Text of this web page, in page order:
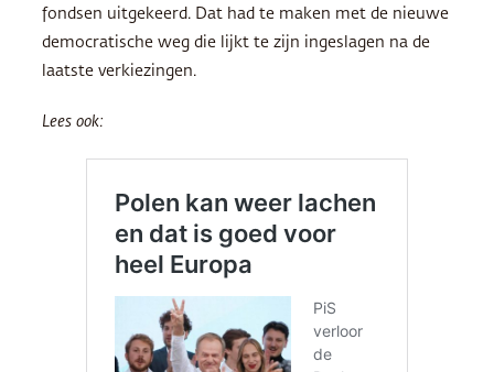
fondsen uitgekeerd. Dat had te maken met de nieuwe
democratische weg die lijkt te zijn ingeslagen na de
laatste verkiezingen.
Lees ook: